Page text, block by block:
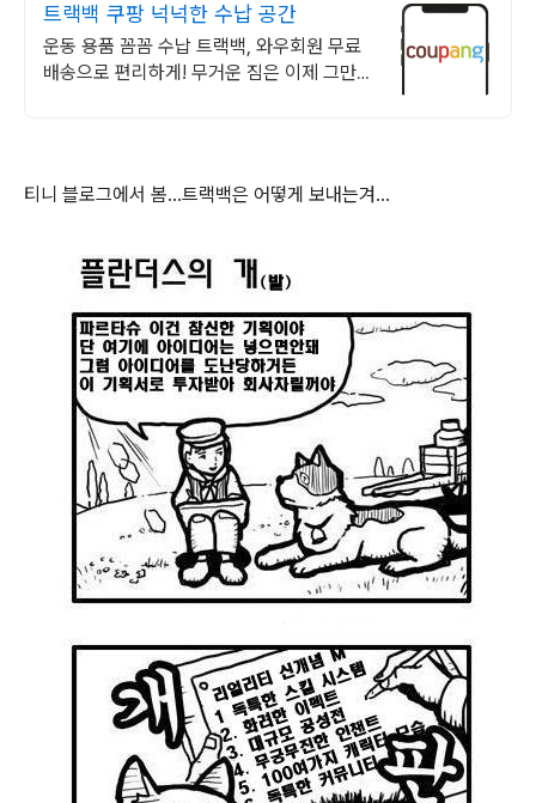
트랙백 쿠팡 넉넉한 수납 공간
운동 용품 꼼꼼 수납 트랙백, 와우회원 무료
배송으로 편리하게! 무거운 짐은 이제 그만!
티니 블로그에서 봄...트랙백은 어떻게 보내는겨...